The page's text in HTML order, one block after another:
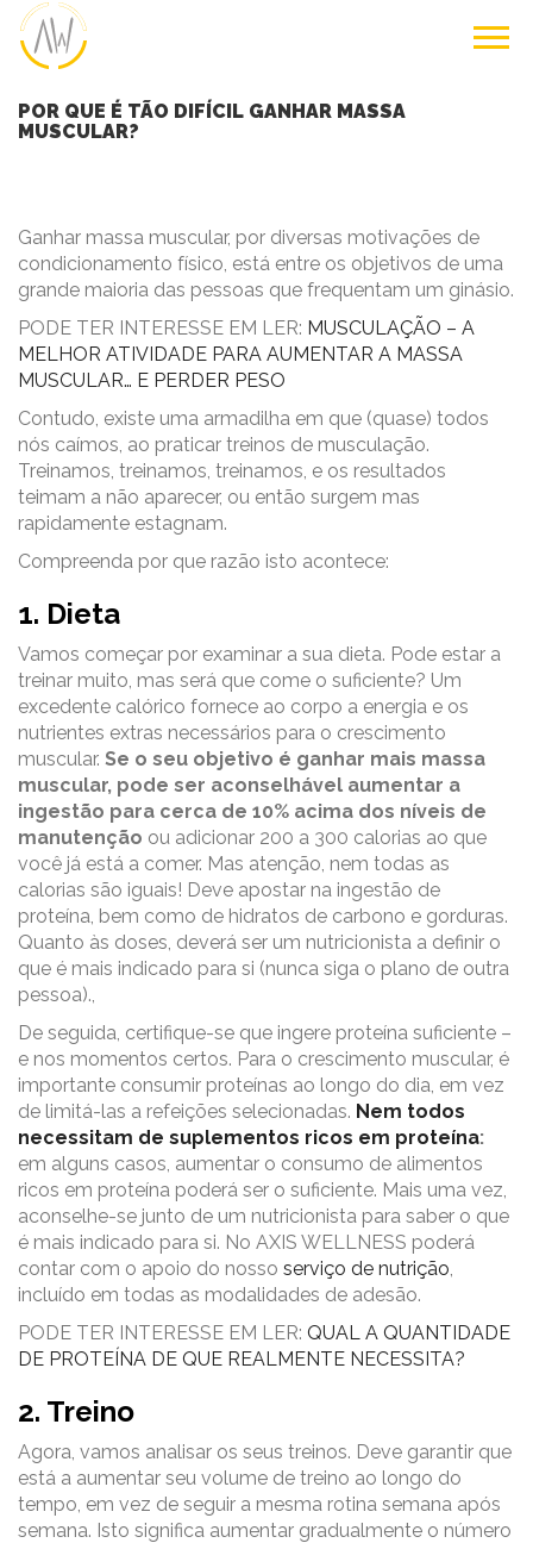
POR QUE É TÃO DIFÍCIL GANHAR MASSA
MUSCULAR?
Ganhar massa muscular, por diversas motivações de
condicionamento físico, está entre os objetivos de uma
grande maioria das pessoas que frequentam um ginásio.
PODE TER INTERESSE EM LER: MUSCULAÇÃO – A
MELHOR ATIVIDADE PARA AUMENTAR A MASSA
MUSCULAR… E PERDER PESO
Contudo, existe uma armadilha em que (quase) todos
nós caímos, ao praticar treinos de musculação.
Treinamos, treinamos, treinamos, e os resultados
teimam a não aparecer, ou então surgem mas
rapidamente estagnam.
Compreenda por que razão isto acontece:
1. Dieta
Vamos começar por examinar a sua dieta. Pode estar a
treinar muito, mas será que come o suficiente? Um
excedente calórico fornece ao corpo a energia e os
nutrientes extras necessários para o crescimento
muscular. Se o seu objetivo é ganhar mais massa
muscular, pode ser aconselhável aumentar a
ingestão para cerca de 10% acima dos níveis de
manutenção ou adicionar 200 a 300 calorias ao que
você já está a comer. Mas atenção, nem todas as
calorias são iguais! Deve apostar na ingestão de
proteína, bem como de hidratos de carbono e gorduras.
Quanto às doses, deverá ser um nutricionista a definir o
que é mais indicado para si (nunca siga o plano de outra
pessoa).,
De seguida, certifique-se que ingere proteína suficiente –
e nos momentos certos. Para o crescimento muscular, é
importante consumir proteínas ao longo do dia, em vez
de limitá-las a refeições selecionadas. Nem todos
necessitam de suplementos ricos em proteína:
em alguns casos, aumentar o consumo de alimentos
ricos em proteína poderá ser o suficiente. Mais uma vez,
aconselhe-se junto de um nutricionista para saber o que
é mais indicado para si. No AXIS WELLNESS poderá
contar com o apoio do nosso serviço de nutrição,
incluído em todas as modalidades de adesão.
PODE TER INTERESSE EM LER: QUAL A QUANTIDADE
DE PROTEÍNA DE QUE REALMENTE NECESSITA?
2. Treino
Agora, vamos analisar os seus treinos. Deve garantir que
está a aumentar seu volume de treino ao longo do
tempo, em vez de seguir a mesma rotina semana após
semana. Isto significa aumentar gradualmente o número